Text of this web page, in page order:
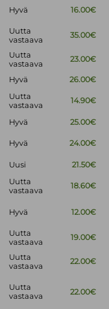
Hyvä 16.00€
Uutta
vastaava
35.00€
Uutta
vastaava
23.00€
Hyvä
26.00€
Uutta
vastaava
14.90€
Hyvä
25.00€
Hyvä 24.00€
Uusi
21.50€
Uutta
vastaava
18.60€
Hyvä 12.00€
Uutta
vastaava
19.00€
Uutta
vastaava
22.00€
Uutta
vastaava
22.00€